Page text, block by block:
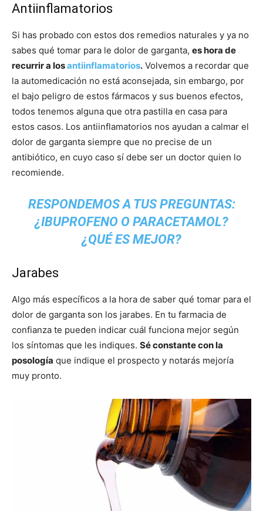
Antiinflamatorios
Si has probado con estos dos remedios naturales y ya no
sabes qué tomar para le dolor de garganta, es hora de
recurrir a losantiinflamatorios. Volvemos a recordar que
la automedicación no está aconsejada, sin embargo, por
el bajo peligro de estos fármacos y sus buenos efectos,
todos tenemos alguna que otra pastilla en casa para
estos casos. Los antiinflamatorios nos ayudan a calmar el
dolor de garganta siempre que no precise de un
antibiótico, en cuyo caso sí debe ser un doctor quien lo
recomiende.
RESPONDEMOS A TUS PREGUNTAS:
¿IBUPROFENO O PARACETAMOL?
¿QUÉ ES MEJOR?
Jarabes
Algo más específicos a la hora de saber qué tomar para el
dolor de garganta son los jarabes. En tu farmacia de
confianza te pueden indicar cuál funciona mejor según
los síntomas que les indiques. Sé constante con la
posología que indique el prospecto y notarás mejoría
muy pronto.